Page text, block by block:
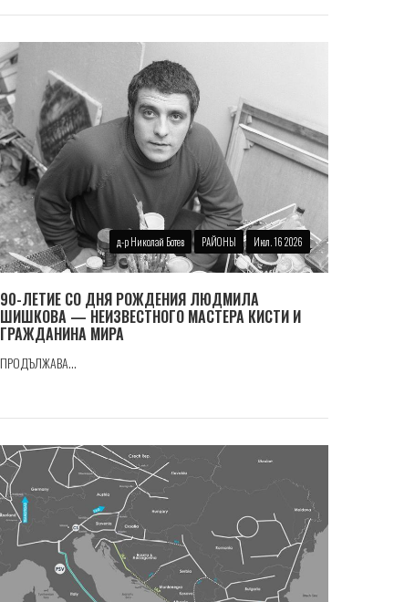
д-р Николай Ботев РАЙОНЫ Июл. 16 2026
90-ЛЕТИЕ СО ДНЯ РОЖДЕНИЯ ЛЮДМИЛА
ШИШКОВА — НЕИЗВЕСТНОГО МАСТЕРА КИСТИ И
ГРАЖДАНИНА МИРА
ПРОДЪЛЖАВА...